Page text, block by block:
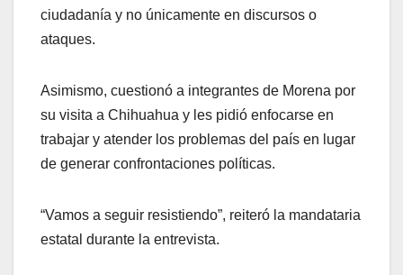
ciudadanía y no únicamente en discursos o
ataques.
Asimismo, cuestionó a integrantes de Morena por
su visita a Chihuahua y les pidió enfocarse en
trabajar y atender los problemas del país en lugar
de generar confrontaciones políticas.
“Vamos a seguir resistiendo”, reiteró la mandataria
estatal durante la entrevista.